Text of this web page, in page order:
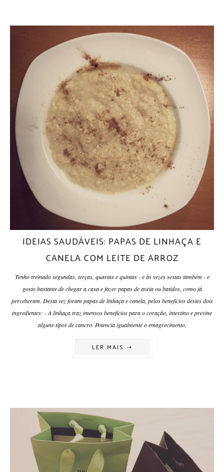
IDEIAS SAUDÁVEIS: PAPAS DE LINHAÇA E
CANELA COM LEITE DE ARROZ
Tenho treinado segundas, terças, quartas e quintas - e às vezes sextas também - e
gosto bastante de chegar a casa e fazer papas de aveia ou batidos, como já
perceberam. Desta vez foram papas de linhaça e canela, pelos benefícios destes dois
ingredientes: - A linhaça traz imensos benefícios para o coração, intestino e previne
alguns tipos de cancro. Potencia igualmente o emagrecimento,
LER MAIS ➝